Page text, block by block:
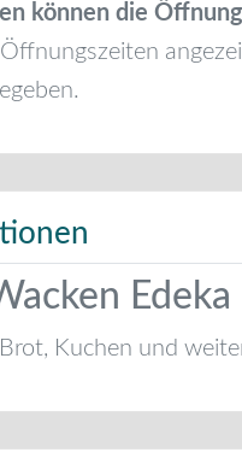
können die
Öffnungszeiten
Kuchen und